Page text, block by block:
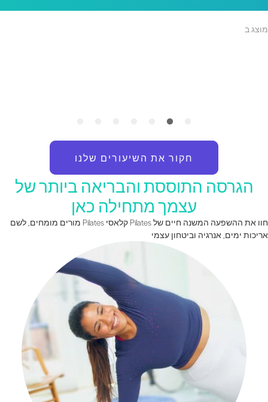
ב
חקור את השיעורים שלנו
הגרסה התוססת והבריאה ביותר של
עצמך מתחילה כאן
חוו את ההשפעה המשנה חיים של Pilates קלאסי Pilates מורים מומחים, לשם
ימים, אנרגיה וביטחון עצמי